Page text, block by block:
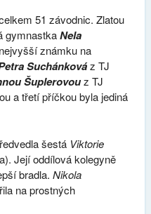
51 závodnic. Zlatou
gymnastkaNela
známku na
Suchánkováz TJ
Šuplerovouz TJ
a třetí příčkou byla jediná
šestá Viktorie
Její oddílová kolegyně
bradla. Nikola
na prostných